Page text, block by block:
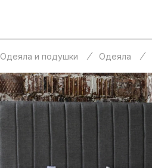
Одеяла и подушки Одеяла